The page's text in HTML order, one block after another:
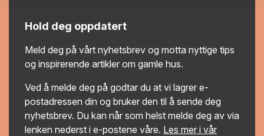
Hold deg oppdatert
Meld deg på vårt nyhetsbrev og motta nyttige tips
og inspirerende artikler om gamle hus.
Ved å melde deg på godtar du at vi lagrer e-
postadressen din og bruker den til å sende deg
nyhetsbrev. Du kan når som helst melde deg av via
lenken nederst i e-postene våre. Les mer i vår